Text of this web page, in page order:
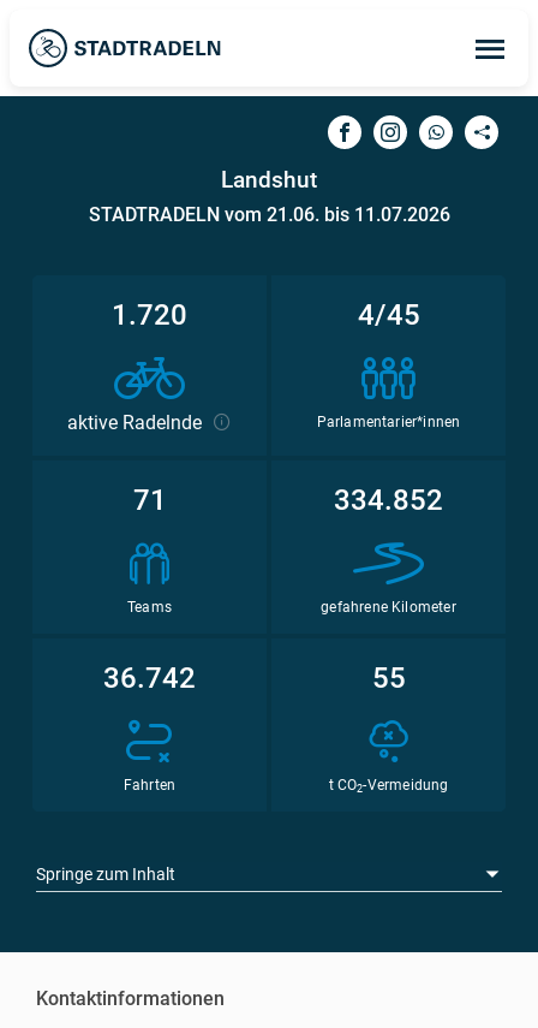
Landshut
STADTRADELN vom 21.06. bis 11.07.2026
1.720
aktive Radelnde
4/45
Parlamentarier*innen
71
Teams
334.852
gefahrene Kilometer
36.742
Fahrten
55
t CO2-Vermeidung
Springe zum Inhalt
Kontaktinformationen